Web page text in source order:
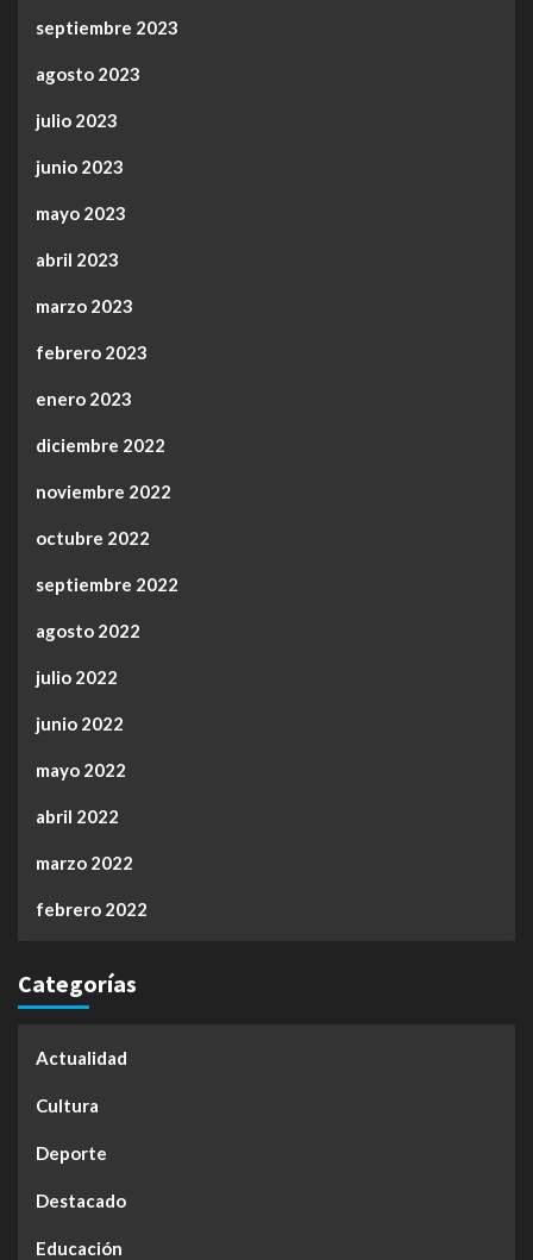
septiembre 2023
agosto 2023
julio 2023
junio 2023
mayo 2023
abril 2023
marzo 2023
febrero 2023
enero 2023
diciembre 2022
noviembre 2022
octubre 2022
septiembre 2022
agosto 2022
julio 2022
junio 2022
mayo 2022
abril 2022
marzo 2022
febrero 2022
Categorías
Actualidad
Cultura
Deporte
Destacado
Educación